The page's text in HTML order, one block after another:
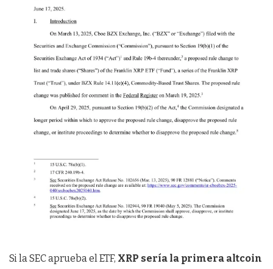
Si la SEC aprueba el ETF, XRP sería la primera altcoin